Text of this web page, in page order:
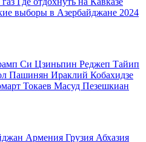
выборы в Азербайджане 2024
Си Цзиньпин Реджеп Тайип
Пашинян Ираклий Кобахидзе
Токаев Масуд Пезешкиан
Армения Грузия Абхазия